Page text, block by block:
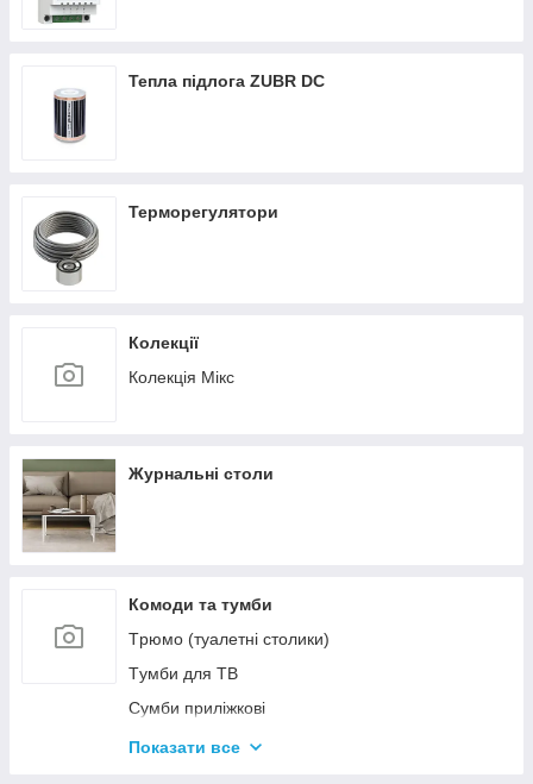
Тепла підлога ZUBR DC
Терморегулятори
Колекції
Колекція Мікс
Журнальні столи
Комоди та тумби
Tрюмо (туалетні столики)
Tумби для ТВ
Сумби приліжкові
Комоди
Показати все